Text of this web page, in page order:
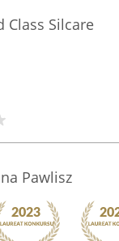
Class Silcare
Pawlisz